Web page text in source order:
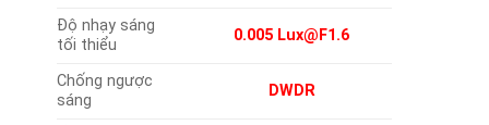
Độ nhạy sáng
tối thiểu
0.005 Lux@F1.6
Chống ngược
sáng
DWDR